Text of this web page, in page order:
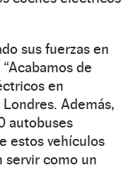
sus fuerzas en
de
en
Además,
autobuses
estos vehículos
servir como un